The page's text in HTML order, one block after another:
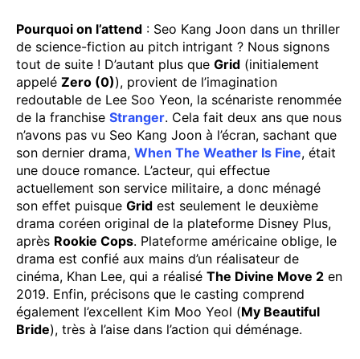
Pourquoi on l’attend : Seo Kang Joon dans un thriller
de science-fiction au pitch intrigant ? Nous signons
tout de suite ! D’autant plus que Grid (initialement
appelé Zero (0)), provient de l’imagination
redoutable de Lee Soo Yeon, la scénariste renommée
de la franchise Stranger. Cela fait deux ans que nous
n’avons pas vu Seo Kang Joon à l’écran, sachant que
son dernier drama, When The Weather Is Fine, était
une douce romance. L’acteur, qui effectue
actuellement son service militaire, a donc ménagé
son effet puisque Grid est seulement le deuxième
drama coréen original de la plateforme Disney Plus,
après Rookie Cops. Plateforme américaine oblige, le
drama est confié aux mains d’un réalisateur de
cinéma, Khan Lee, qui a réalisé The Divine Move 2 en
2019. Enfin, précisons que le casting comprend
également l’excellent Kim Moo Yeol (My Beautiful
Bride), très à l’aise dans l’action qui déménage.